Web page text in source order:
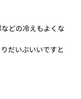
どの冷えもよくな
だいぶいいですと